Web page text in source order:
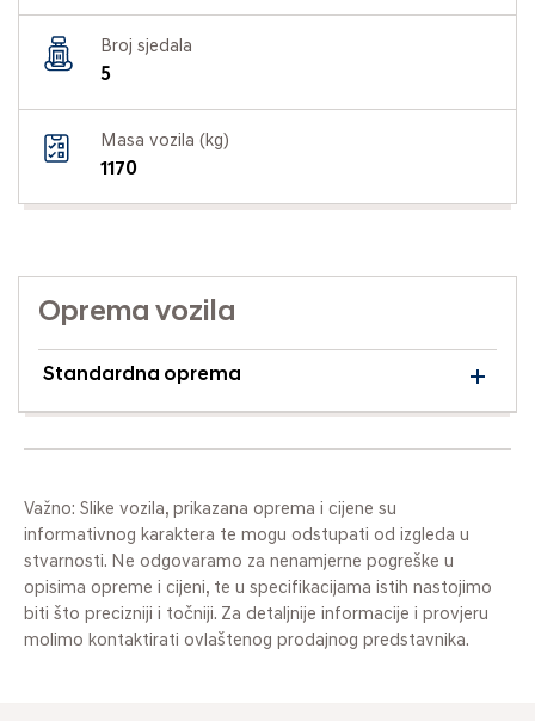
Broj sjedala
5
Masa vozila (kg)
1170
Oprema vozila
Standardna oprema
Važno: Slike vozila, prikazana oprema i cijene su
informativnog karaktera te mogu odstupati od izgleda u
stvarnosti. Ne odgovaramo za nenamjerne pogreške u
opisima opreme i cijeni, te u specifikacijama istih nastojimo
biti što precizniji i točniji. Za detaljnije informacije i provjeru
molimo kontaktirati ovlaštenog prodajnog predstavnika.